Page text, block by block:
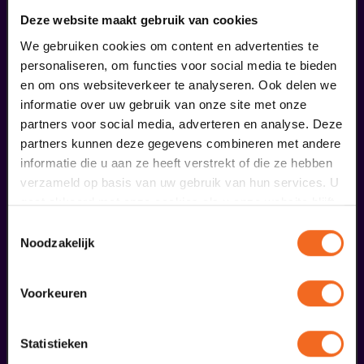
Deze website maakt gebruik van cookies
We gebruiken cookies om content en advertenties te
personaliseren, om functies voor social media te bieden
en om ons websiteverkeer te analyseren. Ook delen we
informatie over uw gebruik van onze site met onze
partners voor social media, adverteren en analyse. Deze
partners kunnen deze gegevens combineren met andere
informatie die u aan ze heeft verstrekt of die ze hebben
verzameld op basis van uw gebruik van hun services. U
gaat akkoord met onze cookies als u onze website blijft
Noodzakelijk
Voorkeuren
Statistieken
ordered...
29
Public Masterclass
from € 0,00| Classical music